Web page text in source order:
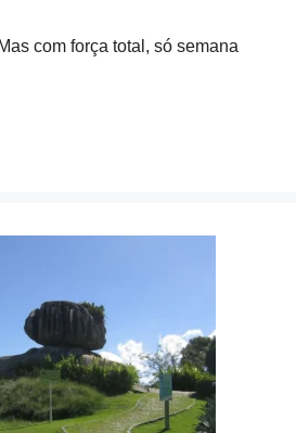
com força total, só semana